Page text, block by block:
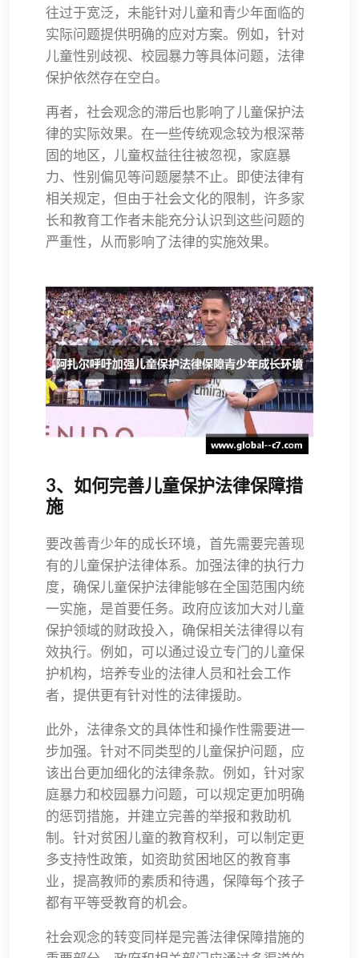
往过于宽泛，未能针对儿童和青少年面临的
实际问题提供明确的应对方案。例如，针对
儿童性别歧视、校园暴力等具体问题，法律
保护依然存在空白。
再者，社会观念的滞后也影响了儿童保护法
律的实际效果。在一些传统观念较为根深蒂
固的地区，儿童权益往往被忽视，家庭暴
力、性别偏见等问题屡禁不止。即使法律有
相关规定，但由于社会文化的限制，许多家
长和教育工作者未能充分认识到这些问题的
严重性，从而影响了法律的实施效果。
3、如何完善儿童保护法律保障措
施
要改善青少年的成长环境，首先需要完善现
有的儿童保护法律体系。加强法律的执行力
度，确保儿童保护法律能够在全国范围内统
一实施，是首要任务。政府应该加大对儿童
保护领域的财政投入，确保相关法律得以有
效执行。例如，可以通过设立专门的儿童保
护机构，培养专业的法律人员和社会工作
者，提供更有针对性的法律援助。
此外，法律条文的具体性和操作性需要进一
步加强。针对不同类型的儿童保护问题，应
该出台更加细化的法律条款。例如，针对家
庭暴力和校园暴力问题，可以规定更加明确
的惩罚措施，并建立完善的举报和救助机
制。针对贫困儿童的教育权利，可以制定更
多支持性政策，如资助贫困地区的教育事
业，提高教师的素质和待遇，保障每个孩子
都有平等受教育的机会。
社会观念的转变同样是完善法律保障措施的